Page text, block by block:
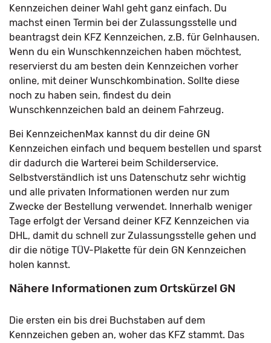
Kennzeichen deiner Wahl geht ganz einfach. Du
machst einen Termin bei der Zulassungsstelle und
beantragst dein KFZ Kennzeichen, z.B. für Gelnhausen.
Wenn du ein Wunschkennzeichen haben möchtest,
reservierst du am besten dein Kennzeichen vorher
online, mit deiner Wunschkombination. Sollte diese
noch zu haben sein, findest du dein
Wunschkennzeichen bald an deinem Fahrzeug.
Bei KennzeichenMax kannst du dir deine GN
Kennzeichen einfach und bequem bestellen und sparst
dir dadurch die Warterei beim Schilderservice.
Selbstverständlich ist uns Datenschutz sehr wichtig
und alle privaten Informationen werden nur zum
Zwecke der Bestellung verwendet. Innerhalb weniger
Tage erfolgt der Versand deiner KFZ Kennzeichen via
DHL, damit du schnell zur Zulassungsstelle gehen und
dir die nötige TÜV-Plakette für dein GN Kennzeichen
holen kannst.
Nähere Informationen zum Ortskürzel GN
Die ersten ein bis drei Buchstaben auf dem
Kennzeichen geben an, woher das KFZ stammt. Das